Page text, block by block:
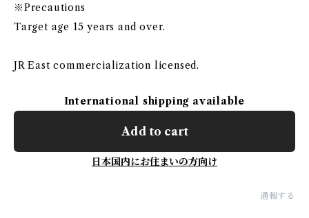
※Precautions
Target age 15 years and over.
JR East commercialization licensed.
International shipping available
Add to cart
日本国内にお住まいの方向け
通報する